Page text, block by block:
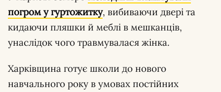
погрому гуртожитку, вибиваючи двері та
кидаючи пляшки й меблі в мешканців,
унаслідок чого травмувалася жінка.
Харківщина готує школи до нового
навчального року в умовах постійних